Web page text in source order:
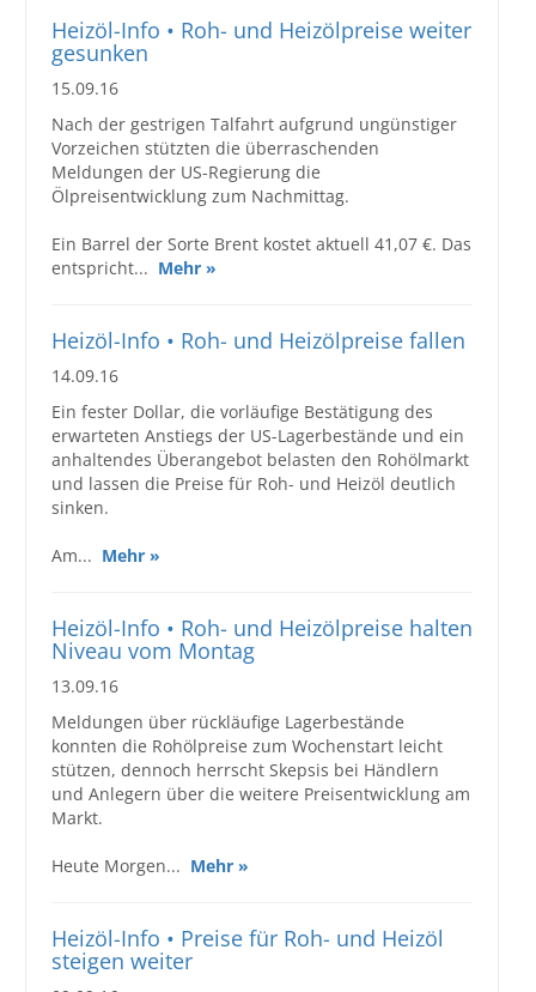
Heizöl-Info • Roh- und Heizölpreise weiter
gesunken
15.09.16
Nach der gestrigen Talfahrt aufgrund ungünstiger
Vorzeichen stützten die überraschenden
Meldungen der US-Regierung die
Ölpreisentwicklung zum Nachmittag.
Ein Barrel der Sorte Brent kostet aktuell 41,07 €. Das
entspricht... Mehr »
Heizöl-Info • Roh- und Heizölpreise fallen
14.09.16
Ein fester Dollar, die vorläufige Bestätigung des
erwarteten Anstiegs der US-Lagerbestände und ein
anhaltendes Überangebot belasten den Rohölmarkt
und lassen die Preise für Roh- und Heizöl deutlich
sinken.
Am... Mehr »
Heizöl-Info • Roh- und Heizölpreise halten
Niveau vom Montag
13.09.16
Meldungen über rückläufige Lagerbestände
konnten die Rohölpreise zum Wochenstart leicht
stützen, dennoch herrscht Skepsis bei Händlern
und Anlegern über die weitere Preisentwicklung am
Markt.
Heute Morgen... Mehr »
Heizöl-Info • Preise für Roh- und Heizöl
steigen weiter